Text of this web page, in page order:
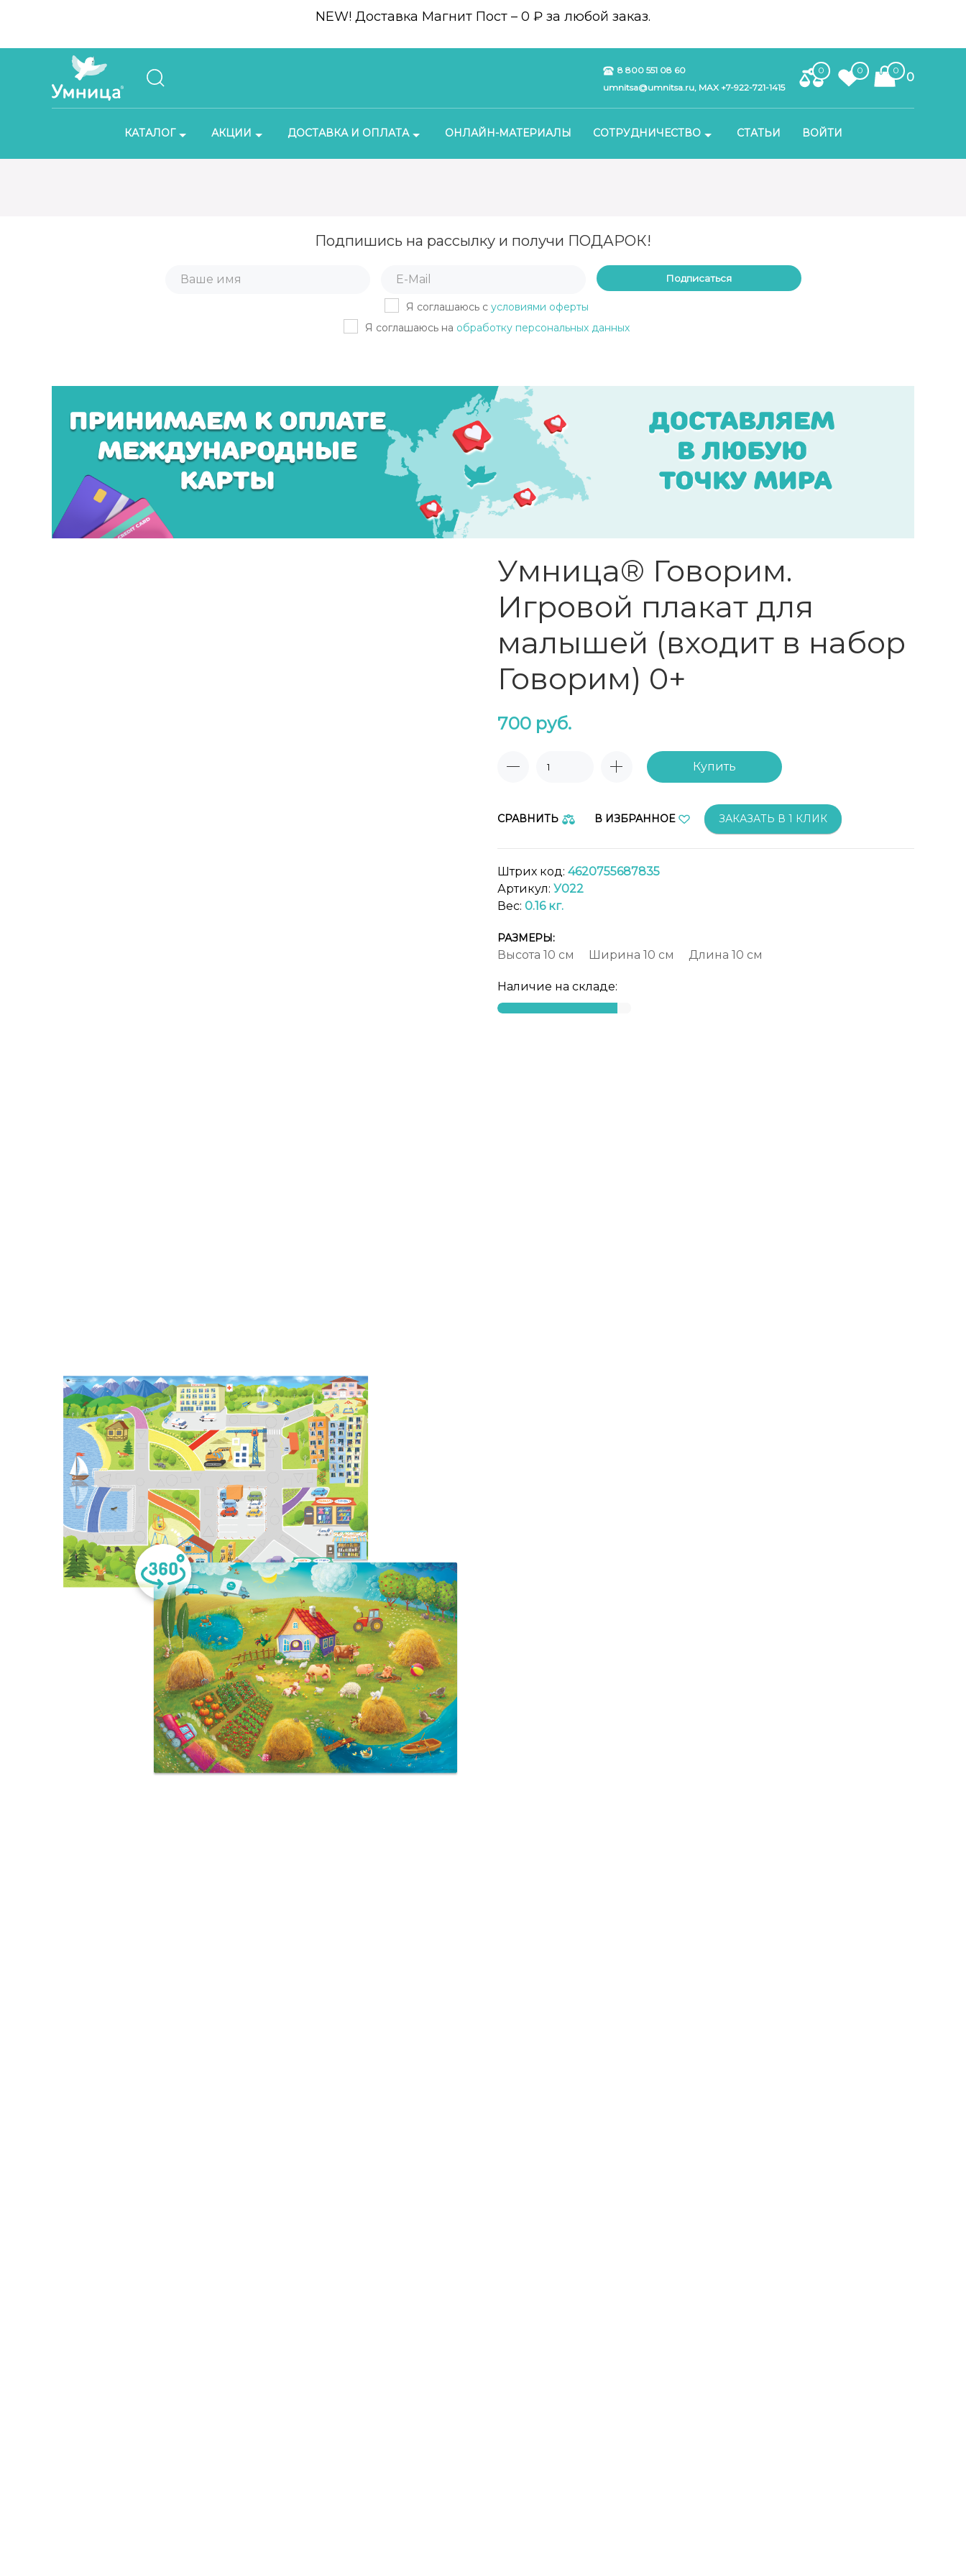
NEW! Доставка Магнит Пост – 0 ₽ за любой заказ.
8 800 551 08 60
umnitsa@umnitsa.ru, MAX +7-922-721-1415
0 0 0
0
КАТАЛОГ АКЦИИ ДОСТАВКА И ОПЛАТА ОНЛАЙН-МАТЕРИАЛЫ СОТРУДНИЧЕСТВО СТАТЬИ ВОЙТИ
Подпишись на рассылку и получи ПОДАРОК!
Подписаться
Я соглашаюсь с условиями оферты
Я соглашаюсь на обработку персональных данных
Умница® Говорим.
Игровой плакат для
малышей (входит в набор
Говорим) 0+
700 руб.
Купить
СРАВНИТЬ В ИЗБРАННОЕ ЗАКАЗАТЬ В 1 КЛИК
Штрих код: 4620755687835
Артикул: У022
Вес: 0.16 кг.
РАЗМЕРЫ:
Высота 10 см Ширина 10 см Длина 10 см
Наличие на складе: